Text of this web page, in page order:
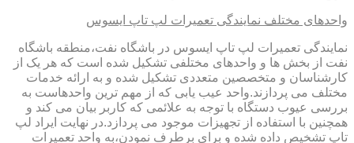
واحدهای مختلف نمایندگی تعمیرات لپ تاپ ایسوس
نمایندگی تعمیرات لپ تاپ ایسوس در باشگاه نفت،منطقه باشگاه
نفت از بخش ها و واحدهای مختلفی تشکیل شده است که هر یک از
کارشناسان و متخصصین متعددی تشکیل شده و به ارائه خدمات
مختلف می پردازند.واحد عیب یابی که از مهم ترین واحدهاست به
بررسی عیوب دستگاه با توجه به علائمی که کاربر بیان می کند و
همچنین با استفاده از تجهیزات موجود می پردازد.در نهایت ایراد لپ
تاپ تشخیص داده شده و برای برطرف نمودن،به واحد تعمیرات